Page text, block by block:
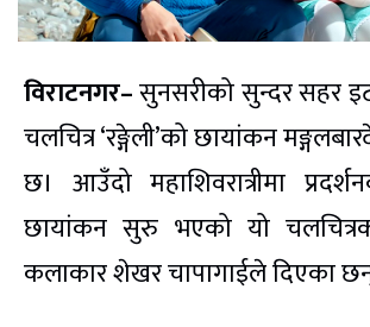
विराटनगर–सुनसरीको सुन्दर सहर
चलचित्र ‘रङ्गेली’को छायांकन
छ। आउँदो महाशिवरात्रीमा
छायांकन सुरु भएको यो
कलाकार शेखर चापागाईले दिएका